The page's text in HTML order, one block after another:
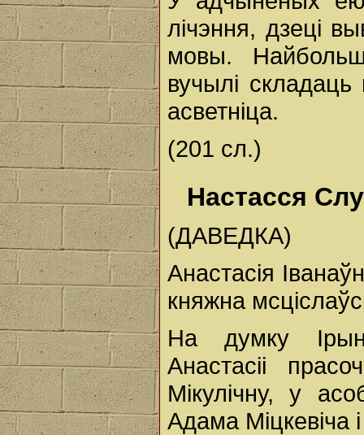
лічэння, дзеці
мовы.
вучылі
асветніца.
(201 сл.)
Настасся
(ДАВЕДКА)
Анастасія
княжна
На думку
Анастасіі
Мікулічну, у
Адама Міцкевіча